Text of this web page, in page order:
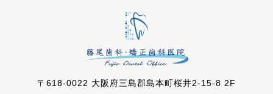
〒618-0022 大阪府三島郡島本町桜井2-15-8 2F